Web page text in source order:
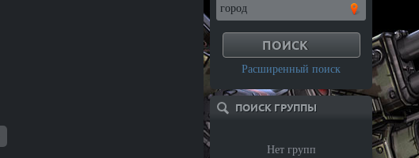
Расширенный поиск
ПОИСК ГРУППЫ
Нет групп